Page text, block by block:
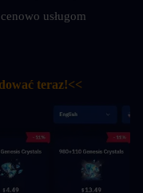
usługom
teraz!<<